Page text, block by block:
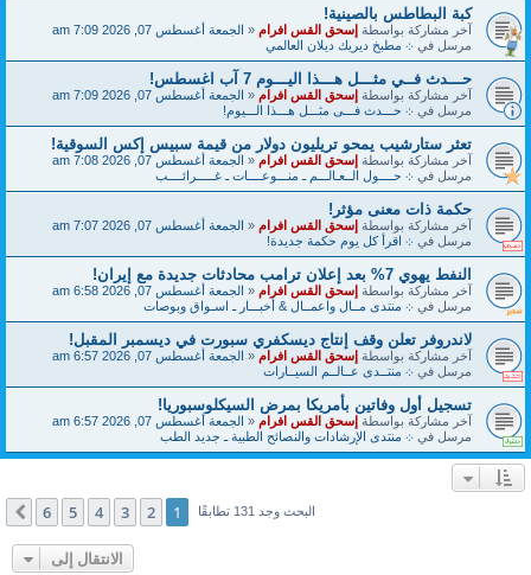
كبة البطاطس بالصينية!
آخر مشاركة بواسطةإسحق القس افرام«الجمعة أغسطس 07, 2026 7:09 am
مرسل في܀ مطبخ ديريك ديلان العالمي
حـــدث فــي مثـــل هـــذا اليـــوم 7 آب اغسطس!
آخر مشاركة بواسطةإسحق القس افرام«الجمعة أغسطس 07, 2026 7:09 am
مرسل في܀ حـــدث فـــى مثـــل هـــذا الـــيوم!
تعثر ستارشيب يمحو تريليون دولار من قيمة سبيس إكس السوقية!
آخر مشاركة بواسطةإسحق القس افرام«الجمعة أغسطس 07, 2026 7:08 am
مرسل في܀ حــــول الــعـالـــم ـ منـــوعــــات ـ غـــــرائــــب
حكمة ذات معنى مؤثر!
آخر مشاركة بواسطةإسحق القس افرام«الجمعة أغسطس 07, 2026 7:07 am
مرسل في܀ اقرأ كل يوم حكمة جديدة!
النفط يهوي 7% بعد إعلان ترامب محادثات جديدة مع إيران!
آخر مشاركة بواسطةإسحق القس افرام«الجمعة أغسطس 07, 2026 6:58 am
مرسل في܀ منتدى مــال واعمــال & أخبـــار ـ اسـواق وبوصات
لاندروفر تعلن وقف إنتاج ديسكفري سبورت في ديسمبر المقبل!
آخر مشاركة بواسطةإسحق القس افرام«الجمعة أغسطس 07, 2026 6:57 am
مرسل في܀ منتــدى عــالــم السيــارات
تسجيل أول وفاتين بأمريكا بمرض السيكلوسبوريا!
آخر مشاركة بواسطةإسحق القس افرام«الجمعة أغسطس 07, 2026 6:57 am
مرسل في܀ منتدى الإرشادات والنصائح الطبية ـ جديد الطب
البحث وجد 131 تطابقًا 1
2
3
4
5
6 التالي
الانتقال إلى